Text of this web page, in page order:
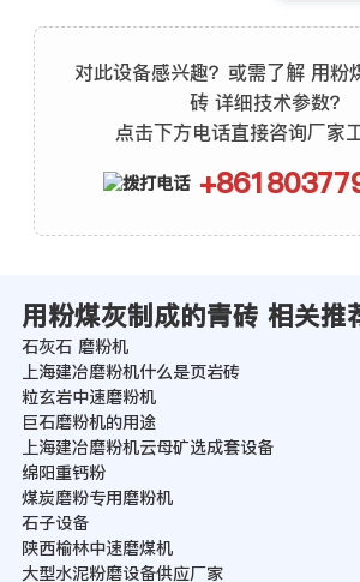
对此设备感兴趣？或需了解 用粉
砖 详细技术参数？
点击下方电话直接咨询厂家工
用粉煤灰制成的青砖 相关推
石灰石 磨粉机
上海建冶磨粉机什么是页岩砖
粒玄岩中速磨粉机
巨石磨粉机的用途
上海建冶磨粉机云母矿选成套设备
绵阳重钙粉
煤炭磨粉专用磨粉机
石子设备
陕西榆林中速磨煤机
大型水泥粉磨设备供应厂家